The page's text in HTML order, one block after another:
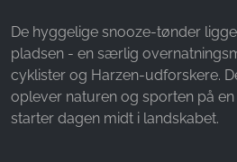
De hyggelige snooze-tønder
pladsen - en særlig
cyklister og Harzen-udforskere.
oplever naturen og sporten på
starter dagen midt i landskabet.
hvordan vores besøgende
hjemmeside.
Google Analytics